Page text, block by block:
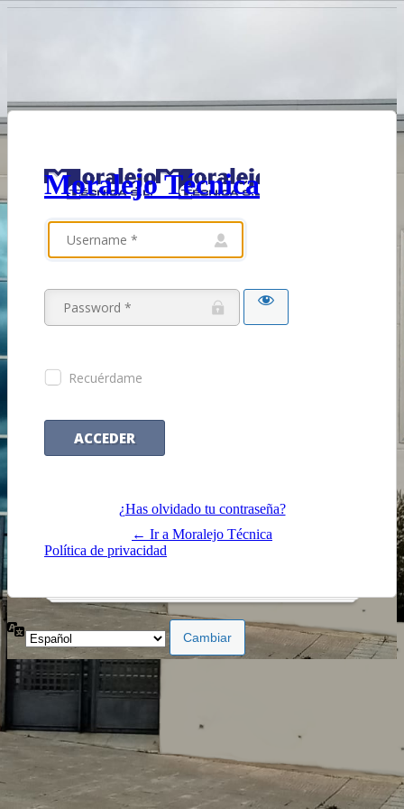
Moralejo Técnica
Recuérdame
¿Has olvidado tu contraseña?
← Ir a Moralejo Técnica
Política de privacidad